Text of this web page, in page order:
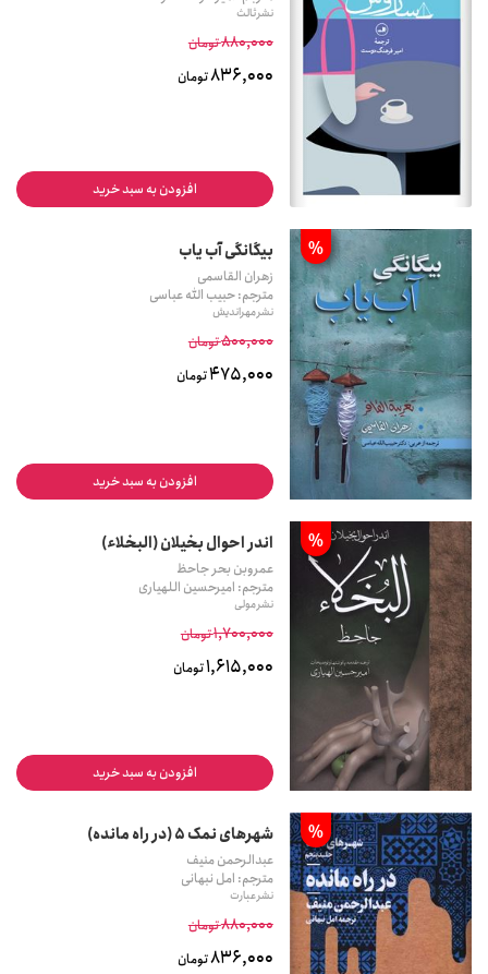
نشر ثالث
880,000تومان
836,000تومان
افزودن به سبد خرید
% بیگانگی آب یاب
زهران القاسمی
مترجم: حبیب الله عباسی
نشر مهراندیش
500,000تومان
475,000تومان
افزودن به سبد خرید
% اندر احوال بخیلان (البخلاء)
عمروبن بحر جاحظ
مترجم: امیرحسین اللهیاری
نشر مولی
1,700,000تومان
1,615,000تومان
افزودن به سبد خرید
% شهرهای نمک 5 (در راه مانده)
عبدالرحمن منیف
مترجم: امل نبهانی
نشر عبارت
880,000تومان
836,000تومان